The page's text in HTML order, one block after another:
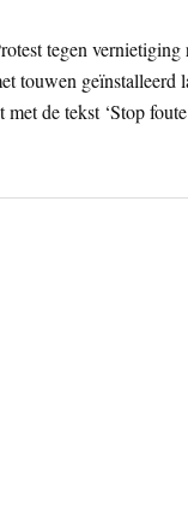
tegen
touwen
de tekst ‘Stop